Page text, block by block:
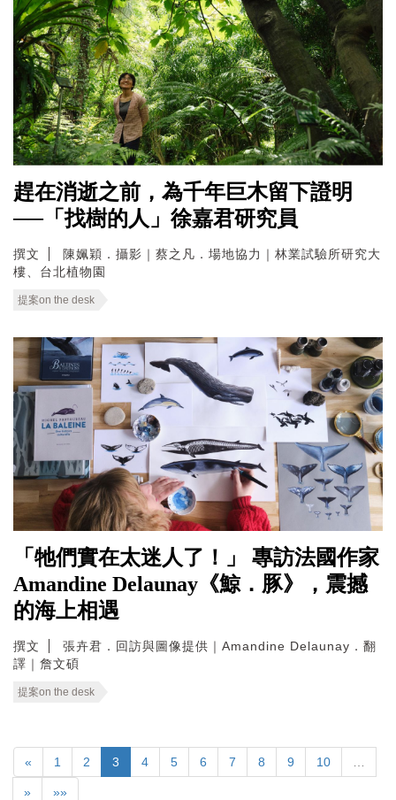
趕在消逝之前，為千年巨木留下證明
──「找樹的人」徐嘉君研究員
撰文
陳姵穎．攝影｜蔡之凡．場地協力｜林業試驗所研究大
樓、台北植物園
提案on the desk
「牠們實在太迷人了！」 專訪法國作家
Amandine Delaunay《鯨．豚》，震撼
的海上相遇
撰文
張卉君．回訪與圖像提供｜Amandine Delaunay．翻
譯｜詹文碩
提案on the desk
« 1 2 3 4 5 6 7 8 9 10
» »»